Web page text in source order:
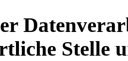
Stelle